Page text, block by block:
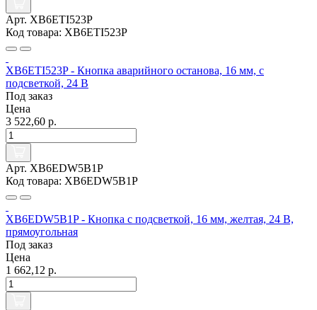
Арт. XB6ETI523P
Код товара: XB6ETI523P
XB6ETI523P - Кнопка аварийного останова, 16 мм, с
подсветкой, 24 В
Под заказ
Цена
3 522,60 р.
Арт. XB6EDW5B1P
Код товара: XB6EDW5B1P
XB6EDW5B1P - Кнопка с подсветкой, 16 мм, желтая, 24 В,
прямоугольная
Под заказ
Цена
1 662,12 р.